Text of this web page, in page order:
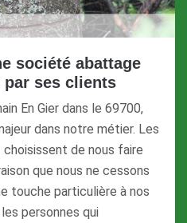
société abattage
par ses clients
En Gier dans le 69700,
dans notre métier. Les
de nous faire
que nous ne cessons
touche particulière à nos
personnes qui